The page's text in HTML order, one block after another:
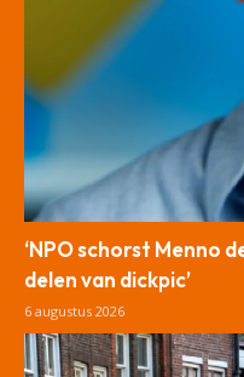
‘NPO schorst Menno
delen van dickpic’
6 augustus 2026